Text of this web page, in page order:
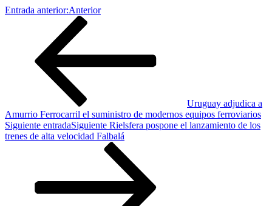
Entrada anterior:Anterior
Uruguay adjudica a
Amurrio Ferrocarril el suministro de modernos equipos ferroviarios
Siguiente entradaSiguiente Rielsfera pospone el lanzamiento de los
trenes de alta velocidad Falbalá